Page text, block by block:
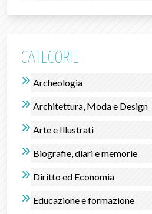
CATEGORIE
Archeologia
Architettura, Moda e Design
Arte e Illustrati
Biografie, diari e memorie
Diritto ed Economia
Educazione e formazione